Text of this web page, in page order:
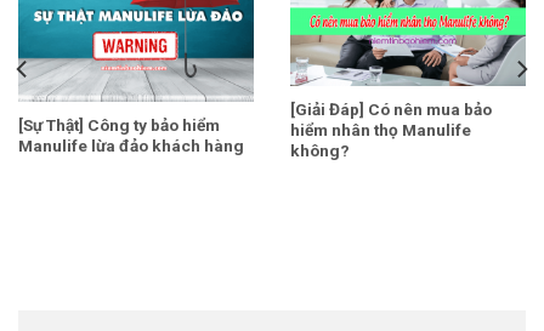
[Sự Thật] Công ty bảo hiểm
Manulife lừa đảo khách hàng
[Giải Đáp] Có nên mua bảo
hiểm nhân thọ Manulife
không?